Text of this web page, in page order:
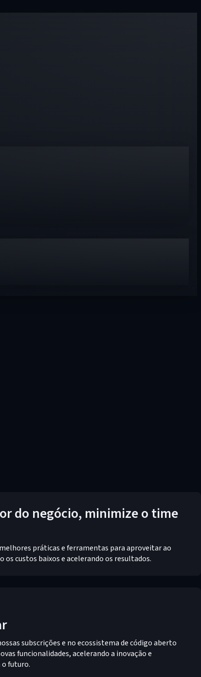
do negócio, minimize o time
práticas e ferramentas para aproveitar ao
os custos baixos e acelerando os resultados.
subscrições e no ecossistema de código aberto
funcionalidades, acelerando a inovação e
o futuro.